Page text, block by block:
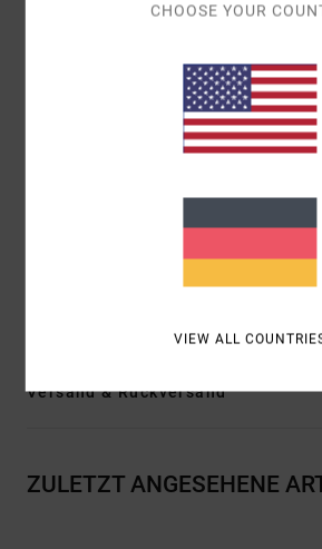
Färbung: Stoff mit Stretch und
Rundhalsausschnitt
verstellbare Träger zum
Knappe Bedeckung
Schleife hinten
Versand & Rückversand
ZULETZT ANGESEHENE
CHOOSE YOUR
VIEW ALL